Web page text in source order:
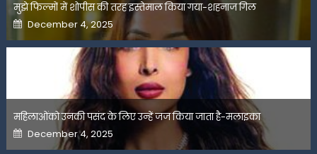
मुझे फिल्मों में शोपीस की तरह इस्तेमाल किया गया-शहनाज गिल
Posted
on
December 4, 2025
महिलाओंको उनकी पसंद के लिए उन्हें जज किया जाता है-मलाइका
Posted
on
December 4, 2025